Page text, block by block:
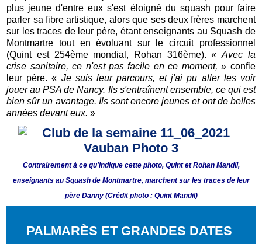
plus jeune d'entre eux s'est éloigné du squash pour faire
parler sa fibre artistique, alors que ses deux frères marchent
sur les traces de leur père, étant enseignants au Squash de
Montmartre tout en évoluant sur le circuit professionnel
(Quint est 254ème mondial, Rohan 316ème). «Avec la
crise sanitaire, ce n'est pas facile en ce moment, » confie
leur père. « Je suis leur parcours, et j'ai pu aller les voir
jouer au PSA de Nancy. Ils s'entraînent ensemble, ce qui est
bien sûr un avantage. Ils sont encore jeunes et ont de belles
années devant eux.»
Contrairement à ce qu'indique cette photo, Quint et Rohan Mandil,
enseignants au Squash de Montmartre, marchent sur les traces de leur
père Danny (Crédit photo : Quint Mandil)
PALMARÈS ET GRANDES DATES